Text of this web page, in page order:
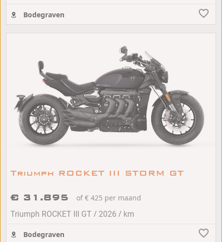
Bodegraven
Triumph ROCKET III STORM GT
€ 31.895
of € 425 per maand
Triumph ROCKET III GT / 2026 / km
Bodegraven